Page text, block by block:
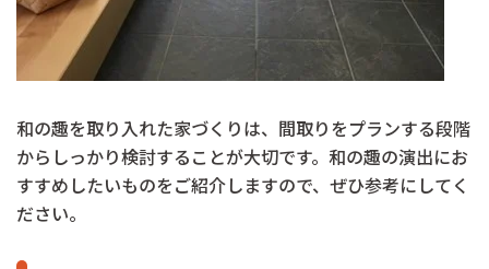
和の趣を取り入れた家づくりは、間取りをプランする段階
からしっかり検討することが大切です。和の趣の演出にお
すすめしたいものをご紹介しますので、ぜひ参考にしてく
ださい。